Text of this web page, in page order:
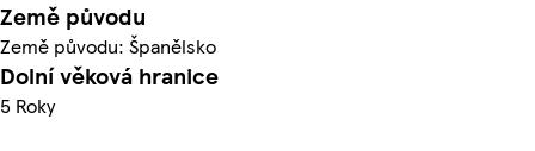
Země původu
Země původu: Španělsko
Dolní věková hranice
5 Roky